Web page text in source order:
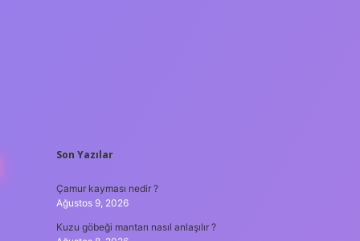
SIDEBAR
Son Yazılar
Çamur kayması nedir ?
Ağustos 9, 2026
Kuzu göbeği mantarı nasıl anlaşılır ?
ilbet yeni giriş